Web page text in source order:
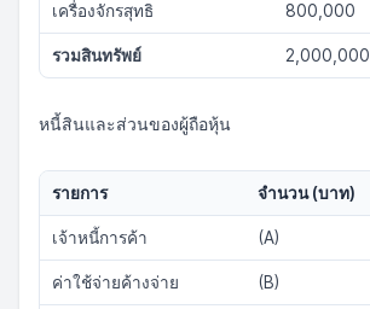
เครื่องจักรสุทธิ 800,000
รวมสินทรัพย์ 2,000,000
หนี้สินและส่วนของผู้ถือหุ้น
รายการ จำนวน (บาท)
เจ้าหนี้การค้า (A)
ค่าใช้จ่ายค้างจ่าย (B)